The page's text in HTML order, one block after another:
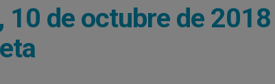
10 de octubre de